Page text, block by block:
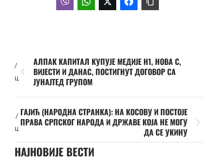
/
ц
АЛПАК КАПИТАЛ КУПУЈЕ МЕДИЈЕ Н1, НОВА С,
ВИЈЕСТИ И ДАНАС, ПОСТИГНУТ ДОГОВОР СА
ЈУНАЈТЕД ГРУПОМ
/
ц
ГАЈИЋ (НАРОДНА СТРАНКА): НА КОСОВУ И ПОСТОЈЕ
ПРАВА СРПСКОГ НАРОДА И ДРЖАВЕ КОЈА НЕ МОГУ
ДА СЕ УКИНУ
НАЈНОВИЈЕ ВЕСТИ